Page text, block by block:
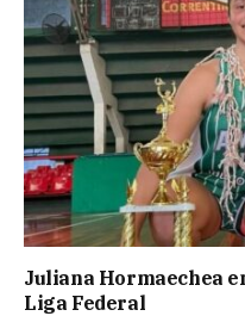
Juliana Hormaechea
Liga Federal